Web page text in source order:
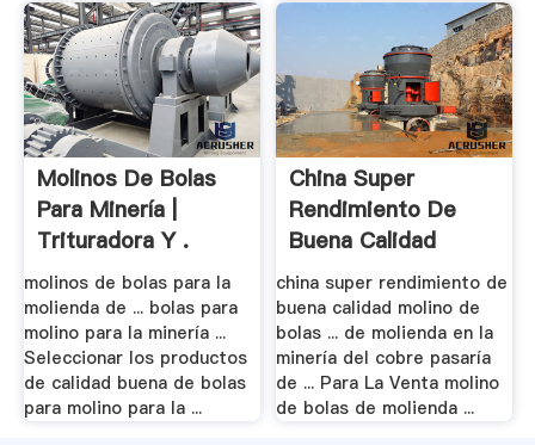
Molinos De Bolas
Para Minería |
Trituradora Y .
molinos de bolas para la
molienda de ... bolas para
molino para la minería ...
Seleccionar los productos
de calidad buena de bolas
para molino para la ...
China Super
Rendimiento De
Buena Calidad
Molino .
china super rendimiento de
buena calidad molino de
bolas ... de molienda en la
minería del cobre pasaría
de ... Para La Venta molino
de bolas de molienda ...